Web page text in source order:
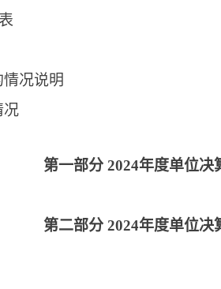
况说明
况
第一部分 2024年度单位决
第二部分 2024年度单位决